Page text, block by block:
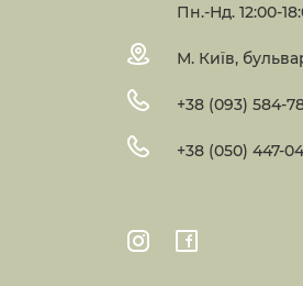
Пн.-Нд. 12:00-
М. Київ,
+38 (093) 584-
+38 (050) 447-